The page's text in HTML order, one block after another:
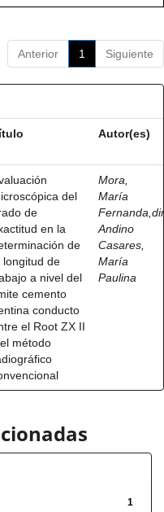
Anterior 1 Siguiente
Autor(es)
del
de
en la
de
longitud de
a nivel del
cemento
conducto
el Root ZX II
método
Mora,
María
Andino
Casares,
María
Paulina
1